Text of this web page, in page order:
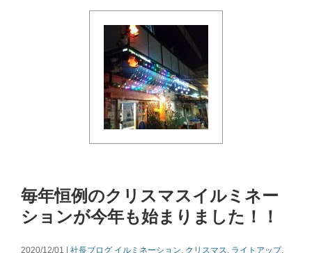
毎年恒例のクリスマスイルミネー
ションが今年も始まりました！！
2020/12/01 | 社長ブログ イルミネーション, クリスマス, ライトアップ,